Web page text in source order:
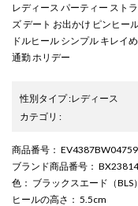
レディース パーティー スト
ズ デート お出かけ ピンヒー
ドルヒール シンプル キレイ
通勤 ホリデー
性別タイプ:レディース
カテゴリ :
商品番号 ： EV4387BW04759
ブランド商品番号 ：
色 ： ブラックスエード（BLS）
ヒールの高さ ： 5.5cm